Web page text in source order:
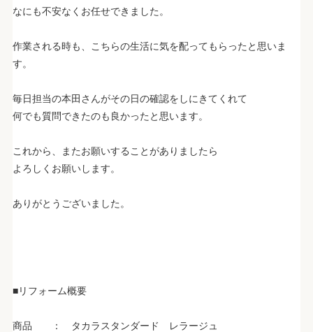
なにも不安なくお任せできました。
作業される時も、こちらの生活に気を配ってもらったと思いま
す。
毎日担当の本田さんがその日の確認をしにきてくれて
何でも質問できたのも良かったと思います。
これから、またお願いすることがありましたら
よろしくお願いします。
ありがとうございました。
■リフォーム概要
商品 ： タカラスタンダード レラージュ